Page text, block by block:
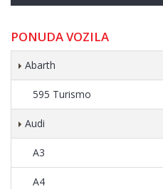
PONUDA VOZILA
Abarth
595 Turismo
Audi
A3
A4